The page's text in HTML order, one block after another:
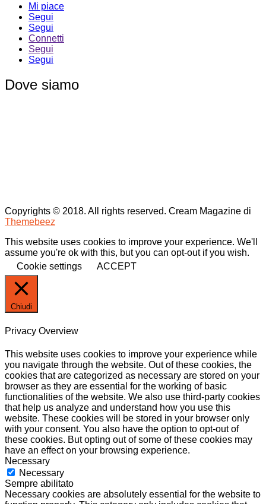
Mi piace
Segui
Segui
Connetti
Segui
Segui
Dove siamo
Copyrights © 2018. All rights reserved. Cream Magazine di
Themebeez
This website uses cookies to improve your experience. We'll
assume you're ok with this, but you can opt-out if you wish.
Cookie settings
ACCEPT
Chiudi
Privacy Overview
This website uses cookies to improve your experience while
you navigate through the website. Out of these cookies, the
cookies that are categorized as necessary are stored on your
browser as they are essential for the working of basic
functionalities of the website. We also use third-party cookies
that help us analyze and understand how you use this
website. These cookies will be stored in your browser only
with your consent. You also have the option to opt-out of
these cookies. But opting out of some of these cookies may
have an effect on your browsing experience.
Necessary
Necessary
Sempre abilitato
Necessary cookies are absolutely essential for the website to